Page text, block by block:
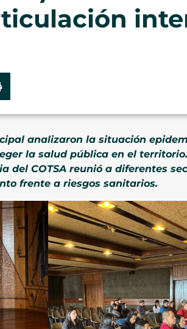
analizaron la situación
la salud pública en el territorio.
del COTSA reunió a diferentes
frente a riesgos sanitarios.